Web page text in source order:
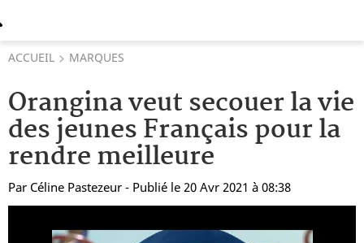
ACCUEIL MARQUES
Orangina veut secouer la vie
des jeunes Français pour la
rendre meilleure
Par Céline Pastezeur - Publié le 20 Avr 2021 à 08:38